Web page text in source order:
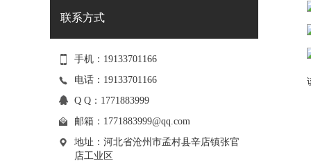
联系方式
手机：19133701166
电话：19133701166
Q Q：1771883999
邮箱： 1771883999@qq.com
地址：河北省沧州市孟村县辛店镇张官
店工业区